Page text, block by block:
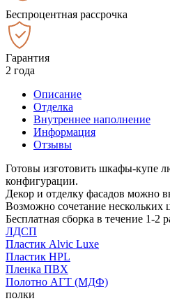
Беспроцентная рассрочка
Гарантия
2 года
Описание
Отделка
Внутреннее наполнение
Информация
Отзывы
Готовы изготовить шкафы-купе
конфигурации.
Декор и отделку фасадов можно
Возможно сочетание нескольких
Бесплатная сборка в течение 1-2
ЛДСП
Пластик Alvic Luxe
Пластик HPL
Пленка ПВХ
Полотно АГТ (МДФ)
полки